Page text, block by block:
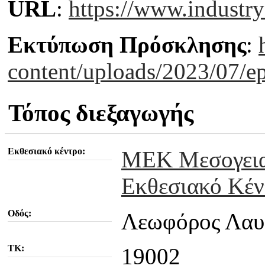
URL: https://
Εκτύπωση Πρόσκλησης:
content/uploads/2023/07/
Τόπος διεξαγωγής
Εκθεσιακό κέντρο:
MEK
Εκθεσιακό
Οδός: Λεωφόρος
ΤΚ: 19002